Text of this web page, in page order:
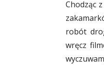
Chodząc
robót
wręcz